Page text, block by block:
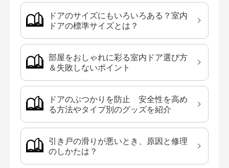
ドアのサイズにもいろいろある？室内
ドアの標準サイズとは？
部屋をおしゃれに彩る室内ドア選び方
＆失敗しないポイント
ドアのぶつかりを防止 安全性を高め
る方法やタイプ別のグッズを紹介
引き戸の滑りが悪いとき、原因と修理
のしかたは？